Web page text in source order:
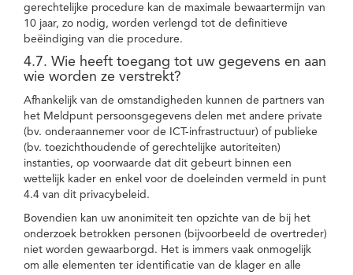
gerechtelijke procedure kan de maximale bewaartermijn van
10 jaar, zo nodig, worden verlengd tot de definitieve
beëindiging van die procedure.
4.7. Wie heeft toegang tot uw gegevens en aan
wie worden ze verstrekt?
Afhankelijk van de omstandigheden kunnen de partners van
het Meldpunt persoonsgegevens delen met andere private
(bv. onderaannemer voor de ICT-infrastructuur) of publieke
(bv. toezichthoudende of gerechtelijke autoriteiten)
instanties, op voorwaarde dat dit gebeurt binnen een
wettelijk kader en enkel voor de doeleinden vermeld in punt
4.4 van dit privacybeleid.
Bovendien kan uw anonimiteit ten opzichte van de bij het
onderzoek betrokken personen (bijvoorbeeld de overtreder)
niet worden gewaarborgd. Het is immers vaak onmogelijk
om alle elementen ter identificatie van de klager en alle